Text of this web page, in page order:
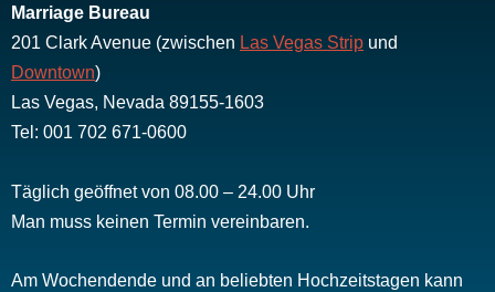
Marriage Bureau
201 Clark Avenue (zwischen Las Vegas Strip und
Downtown)
Las Vegas, Nevada 89155-1603
Tel: 001 702 671-0600
Täglich geöffnet von 08.00 – 24.00 Uhr
Man muss keinen Termin vereinbaren.
Am Wochendende und an beliebten Hochzeitstagen kann